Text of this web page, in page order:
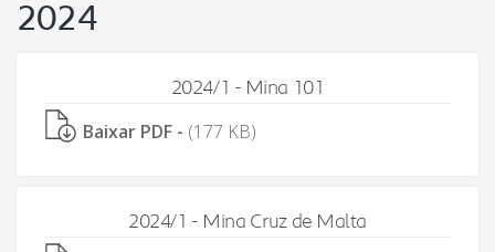
2024
2024/1 - Mina 101
Baixar PDF - (177 KB)
2024/1 - Mina Cruz de Malta